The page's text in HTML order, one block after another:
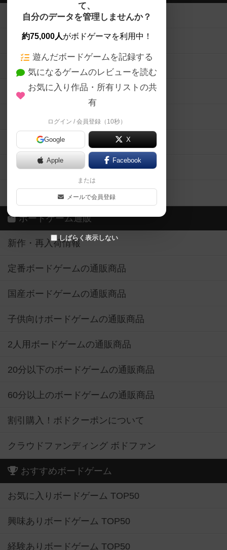
て、
自分のデータを管理しませんか？
約75,000人がボドゲーマを利用中！
遊んだボードゲームを記録する
気になるゲームのレビューを読む
お気に入り作品・所有リストの共
有
ログイン / 会員登録（10秒）
Google X
Apple Facebook
または
メールで会員登録
しばらく表示しない
ボードゲームを検索する
ボードゲームの新着レビュー
ボードゲーム会情報
メカニクス特集
掲示板・トピックス
ボドとも・会員一覧
ボードゲーム業界コラム
ボドゲーマご利用案内
ボードゲーム通販
新作・再入荷情報
定番ボードゲームの通販商品
国産ボードゲームの通販商品
子供向けボードゲームの通販商品
2人用ボードゲームの通販商品
20分以下のボードゲームの通販商品
60分以上のボードゲームの通販商品
割引購入！ボドクーポンについて
クラウドファンディング ボドファン
おすすめボードゲーム
お気に入りボードゲーム TOP50
興味ありボードゲーム TOP50
経験ありボードゲーム TOP50